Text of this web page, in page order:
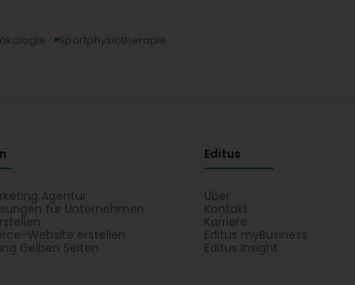
Sportphysiotherapie
Agentur
für Unternehmen
Website erstellen
Gelben Seiten
Editus
Über
Kontakt
Karriere
Editus myBusiness
Editus Insight